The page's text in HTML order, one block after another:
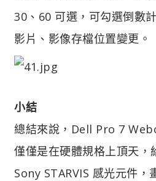
30、60 可選，可勾選倒數
影片、影像存檔位置變更。
小結
總結來說，Dell Pro 7
僅僅是在硬體規格上頂天
Sony STARVIS 感光元件，